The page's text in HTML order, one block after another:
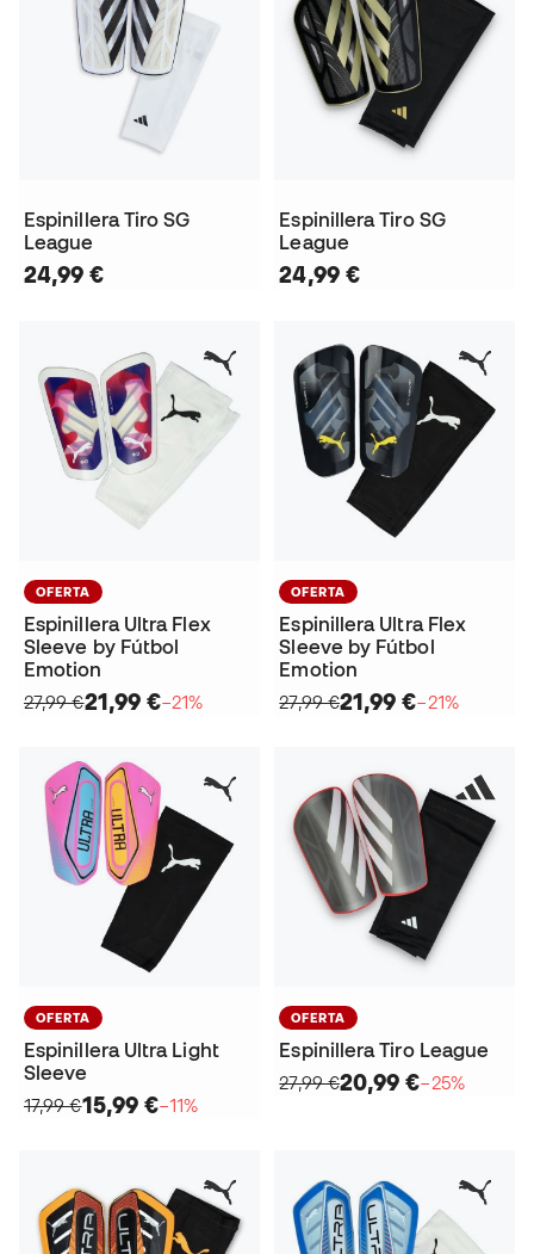
Espinillera Tiro SG
League
24,99 €
Espinillera Tiro SG
League
24,99 €
OFERTA
Espinillera Ultra Flex
Sleeve by Fútbol
Emotion
27,99 €21,99 €−21%
OFERTA
Espinillera Ultra Flex
Sleeve by Fútbol
Emotion
27,99 €21,99 €−21%
OFERTA
Espinillera Ultra Light
Sleeve
17,99 €15,99 €−11%
OFERTA
Espinillera Tiro League
27,99 €20,99 €−25%